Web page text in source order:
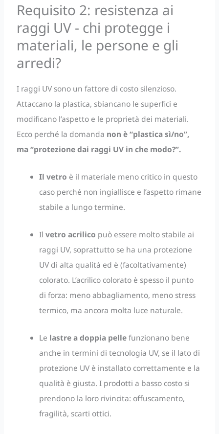
Requisito 2: resistenza ai
raggi UV - chi protegge i
materiali, le persone e gli
arredi?
I raggi UV sono un fattore di costo silenzioso.
Attaccano la plastica, sbiancano le superfici e
modificano l’aspetto e le proprietà dei materiali.
Ecco perché la domanda non è “plastica sì/no”,
ma “protezione dai raggi UV in che modo?”.
Il vetro è il materiale meno critico in questo
caso perché non ingiallisce e l’aspetto rimane
stabile a lungo termine.
Ilvetro acrilico può essere molto stabile ai
raggi UV, soprattutto se ha una protezione
UV di alta qualità ed è (facoltativamente)
colorato. L’acrilico colorato è spesso il punto
di forza: meno abbagliamento, meno stress
termico, ma ancora molta luce naturale.
Le lastre a doppia pellefunzionano bene
anche in termini di tecnologia UV, se il lato di
protezione UV è installato correttamente e la
qualità è giusta. I prodotti a basso costo si
prendono la loro rivincita: offuscamento,
fragilità, scarti ottici.